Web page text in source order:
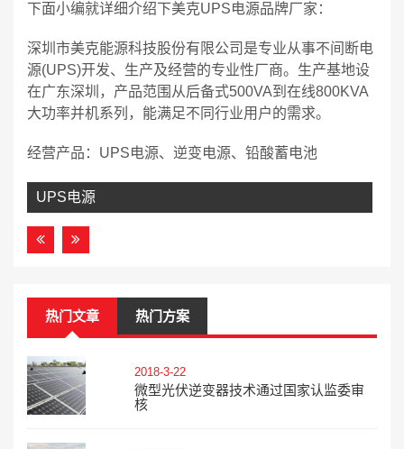
下面小编就详细介绍下美克UPS电源品牌厂家：
深圳市美克能源科技股份有限公司是专业从事不间断电
源(UPS)开发、生产及经营的专业性厂商。生产基地设
在广东深圳，产品范围从后备式500VA到在线800KVA
大功率并机系列，能满足不同行业用户的需求。
经营产品：UPS电源、逆变电源、铅酸蓄电池
UPS电源
热门文章 热门方案
2018-3-22
微型光伏逆变器技术通过国家认监委审
核